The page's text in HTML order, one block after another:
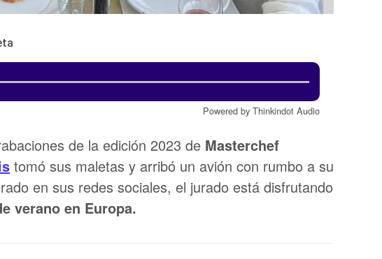
Powered by Thinkindot Audio
de la edición 2023 de Masterchef
tomó sus maletas y arribó un avión con rumbo a su
en sus redes sociales, el jurado está disfrutando
verano en Europa.